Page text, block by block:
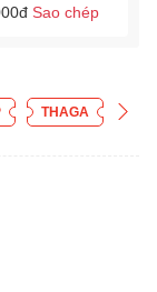
Sao chép
THAGA